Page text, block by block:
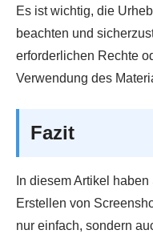
Es ist wichtig, die
beachten und
erforderlichen Rechte
Verwendung des
Fazit
In diesem Artikel
Erstellen von
nur einfach, sondern